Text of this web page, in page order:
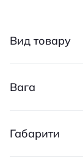
Вид товару
Вага
Габарити